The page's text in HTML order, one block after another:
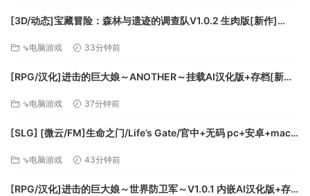
[3D/动态]宝藏冒险：森林与遗迹的调查队V1.0.2 生肉版[新作]
⇘电脑游戏 33分钟前
[RPG/汉化]进击的巨大娘～ANOTHER～挂载AI汉化版+存档[新汉
⇘电脑游戏 37分钟前
[SLG] [微云/FM]生命之门/Life’s Gate/官中+无码 pc+安卓+mac
⇘电脑游戏 43分钟前
[RPG/汉化]进击的巨大娘～世界防卫军～V1.0.1 内嵌AI汉化版+存